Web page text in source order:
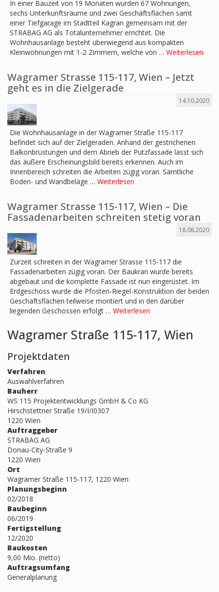
In einer Bauzeit von 19 Monaten wurden 67 Wohnungen,
sechs Unterkunftsräume und zwei Geschäftsflächen samt
einer Tiefgarage im Stadtteil Kagran gemeinsam mit der
STRABAG AG als Totalunternehmer errichtet. Die
Wohnhausanlage besteht überwiegend aus kompakten
Kleinwohnungen mit 1-2 Zimmern, welche von … Weiterlesen
Wagramer Strasse 115-117, Wien – Jetzt
geht es in die Zielgerade
14.10.2020
Die Wohnhausanlage in der Wagramer Straße 115-117
befindet sich auf der Zielgeraden. Anhand der gestrichenen
Balkonbrüstungen und dem Abrieb der Putzfassade lässt sich
das äußere Erscheinungsbild bereits erkennen. Auch im
Innenbereich schreiten die Arbeiten zügig voran. Sämtliche
Boden- und Wandbeläge … Weiterlesen
Wagramer Strasse 115-117, Wien – Die
Fassadenarbeiten schreiten stetig voran
18.08.2020
Zurzeit schreiten in der Wagramer Strasse 115-117 die
Fassadenarbeiten zügig voran. Der Baukran wurde bereits
abgebaut und die komplette Fassade ist nun eingerüstet. Im
Erdgeschoss wurde die Pfosten-Riegel-Konstruktion der beiden
Geschäftsflächen teilweise montiert und in den darüber
liegenden Geschossen erfolgt … Weiterlesen
Wagramer Straße 115-117, Wien
Projektdaten
Verfahren
Auswahlverfahren
Bauherr
WS 115 Projektentwicklungs GmbH & Co KG
Hirschstettner Straße 19/I/I0307
1220 Wien
Auftraggeber
STRABAG AG
Donau-City-Straße 9
1220 Wien
Ort
Wagramer Straße 115-117, 1220 Wien
Planungsbeginn
02/2018
Baubeginn
06/2019
Fertigstellung
12/2020
Baukosten
9,00 Mio. (netto)
Auftragsumfang
Generalplanung